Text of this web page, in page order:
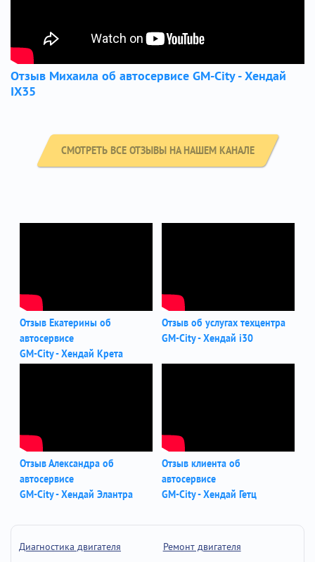
Отзыв Михаила об автосервисе GM-City - Хендай
IX35
СМОТРЕТЬ ВСЕ ОТЗЫВЫ НА НАШЕМ КАНАЛЕ
Отзыв Екатерины об
автосервисе
GM-City - Хендай Крета
Отзыв об услугах техцентра
GM-City - Хендай i30
Отзыв Александра об
автосервисе
GM-City - Хендай Элантра
Отзыв клиента об
автосервисе
GM-City - Хендай Гетц
Диагностика двигателя
Ремонт двигателя